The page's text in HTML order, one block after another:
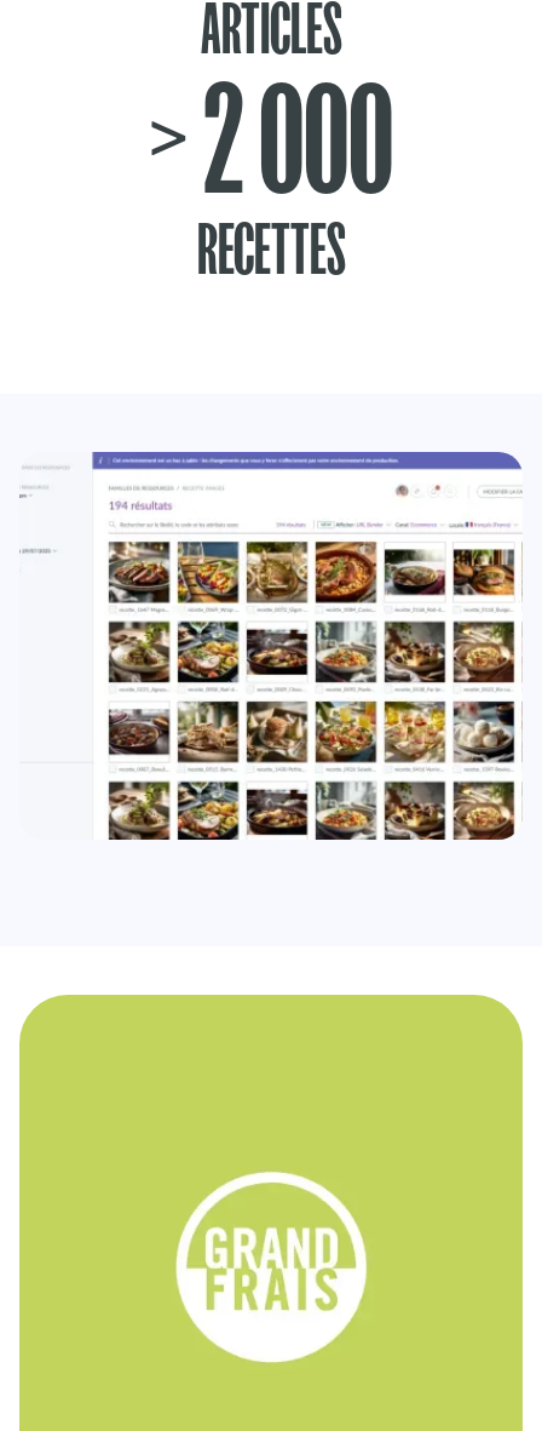
ARTICLES
> 2 000
RECETTES